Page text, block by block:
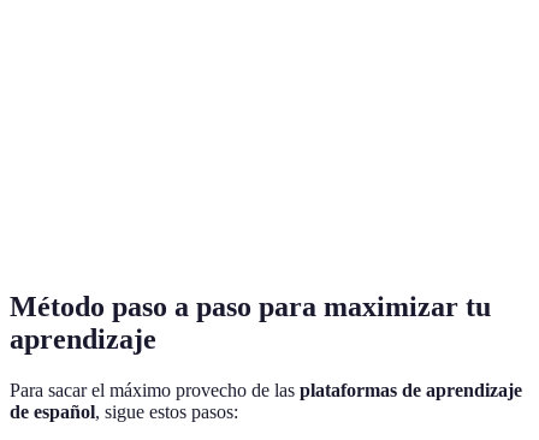
Método paso a paso para maximizar tu
aprendizaje
Para sacar el máximo provecho de las plataformas de aprendizaje
de español, sigue estos pasos: